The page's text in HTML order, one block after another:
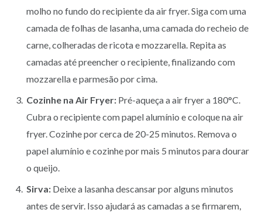
molho no fundo do recipiente da air fryer. Siga com uma
camada de folhas de lasanha, uma camada do recheio de
carne, colheradas de ricota e mozzarella. Repita as
camadas até preencher o recipiente, finalizando com
mozzarella e parmesão por cima.
Cozinhe na Air Fryer: Pré-aqueça a air fryer a 180°C.
Cubra o recipiente com papel alumínio e coloque na air
fryer. Cozinhe por cerca de 20-25 minutos. Remova o
papel alumínio e cozinhe por mais 5 minutos para dourar
o queijo.
Sirva: Deixe a lasanha descansar por alguns minutos
antes de servir. Isso ajudará as camadas a se firmarem,